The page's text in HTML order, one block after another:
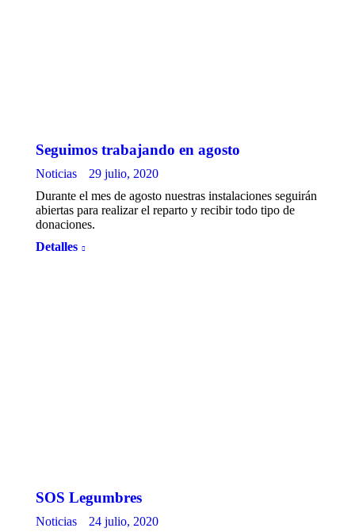
Seguimos trabajando en agosto
Noticias
29 julio, 2020
Durante el mes de agosto nuestras instalaciones seguirán
abiertas para realizar el reparto y recibir todo tipo de
donaciones.
Detalles
SOS Legumbres
Noticias
24 julio, 2020